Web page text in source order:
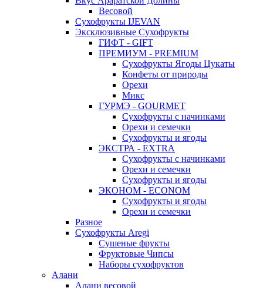
Весовой
Сухофрукты IJEVAN
Эксклюзивные Сухофрукты
ГИФТ - GIFT
ПРЕМИУМ - PREMIUM
Сухофрукты Ягоды Цукаты
Конфеты от природы
Орехи
Микс
ГУРМЭ - GOURMET
Сухофрукты с начинками
Орехи и семечки
Сухофрукты и ягоды
ЭКСТРА - EXTRA
Сухофрукты с начинками
Орехи и семечки
Сухофрукты и ягоды
ЭКОНОМ - ECONOM
Сухофрукты и ягоды
Орехи и семечки
Разное
Сухофрукты Aregi
Сушеные фрукты
Фруктовые Чипсы
Наборы сухофруктов
Алани
Алани весовой